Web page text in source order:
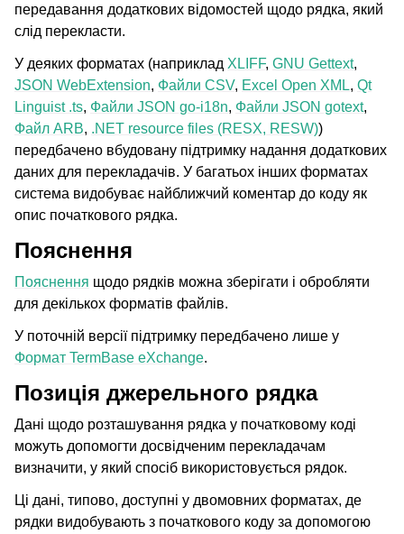
передавання додаткових відомостей щодо рядка, який
слід перекласти.
У деяких форматах (наприклад XLIFF, GNU Gettext,
JSON WebExtension, Файли CSV, Excel Open XML, Qt
Linguist .ts, Файли JSON go-i18n, Файли JSON gotext,
Файл ARB, .NET resource files (RESX, RESW))
передбачено вбудовану підтримку надання додаткових
даних для перекладачів. У багатьох інших форматах
система видобуває найближчий коментар до коду як
опис початкового рядка.
Пояснення
Пояснення щодо рядків можна зберігати і обробляти
для декількох форматів файлів.
У поточній версії підтримку передбачено лише у
Формат TermBase eXchange.
Позиція джерельного рядка
Дані щодо розташування рядка у початковому коді
можуть допомогти досвідченим перекладачам
визначити, у який спосіб використовується рядок.
Ці дані, типово, доступні у двомовних форматах, де
рядки видобувають з початкового коду за допомогою